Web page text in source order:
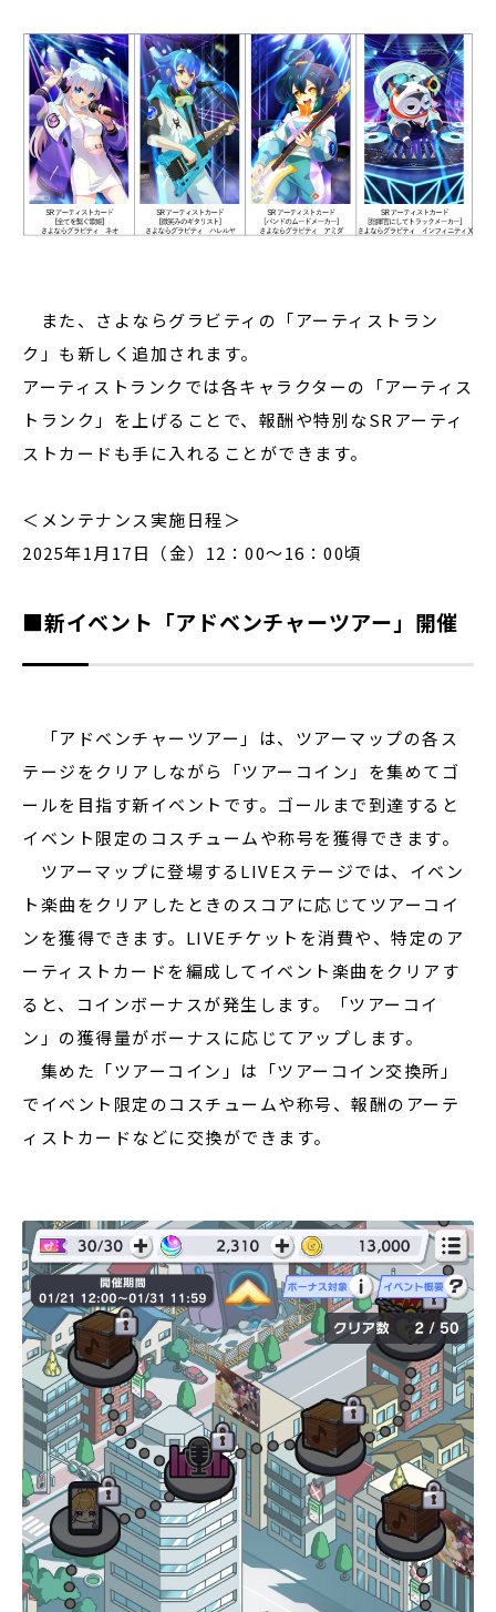
また、さよならグラビティの「アーティストラン
ク」も新しく追加されます。
アーティストランクでは各キャラクターの「アーティス
トランク」を上げることで、報酬や特別なSRアーティ
ストカードも手に入れることができます。
＜メンテナンス実施日程＞
2025年1月17日（金）12：00～16：00頃
■新イベント「アドベンチャーツアー」開催
「アドベンチャーツアー」は、ツアーマップの各ス
テージをクリアしながら「ツアーコイン」を集めてゴ
ールを目指す新イベントです。ゴールまで到達すると
イベント限定のコスチュームや称号を獲得できます。
ツアーマップに登場するLIVEステージでは、イベン
ト楽曲をクリアしたときのスコアに応じてツアーコイ
ンを獲得できます。LIVEチケットを消費や、特定のア
ーティストカードを編成してイベント楽曲をクリアす
ると、コインボーナスが発生します。「ツアーコイ
ン」の獲得量がボーナスに応じてアップします。
集めた「ツアーコイン」は「ツアーコイン交換所」
でイベント限定のコスチュームや称号、報酬のアーテ
ィストカードなどに交換ができます。